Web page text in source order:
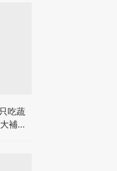
吃蔬
補鐵